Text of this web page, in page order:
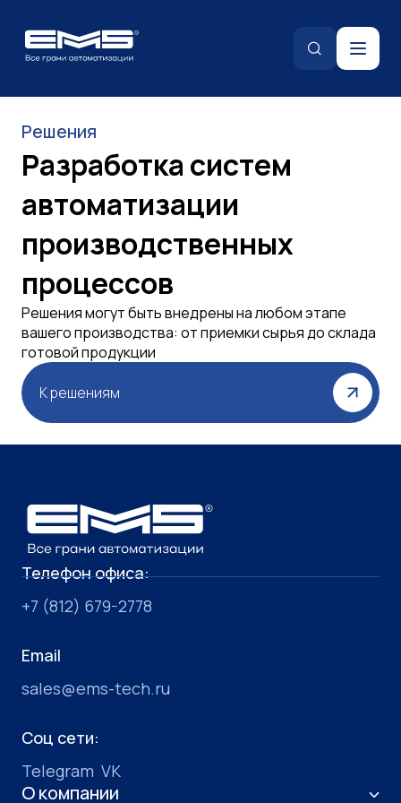
Решения
Разработка систем
автоматизации
производственных
процессов
Решения могут быть внедрены на любом этапе
вашего производства: от приемки сырья до склада
готовой продукции
К решениям
Телефон офиса:
+7 (812) 679-2778
Email
sales@ems-tech.ru
Соц сети:
Telegram VK
О компании